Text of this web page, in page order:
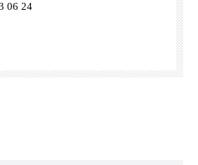
06 24